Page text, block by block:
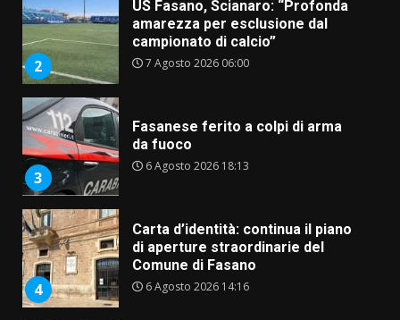
2
US Fasano, Scianaro: “Profonda
amarezza per esclusione dal
campionato di calcio”
7 Agosto 2026 06:00
3
Fasanese ferito a colpi di arma
da fuoco
6 Agosto 2026 18:13
4
Carta d’identità: continua il piano
di aperture straordinarie del
Comune di Fasano
6 Agosto 2026 14:16